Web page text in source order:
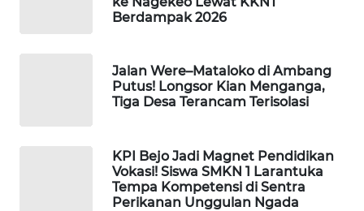
Berdampak 2026
Jalan Were–Mataloko di Ambang
Putus! Longsor Kian Menganga,
Tiga Desa Terancam Terisolasi
KPI Bejo Jadi Magnet Pendidikan
Vokasi! Siswa SMKN 1 Larantuka
Tempa Kompetensi di Sentra
Perikanan Unggulan Ngada